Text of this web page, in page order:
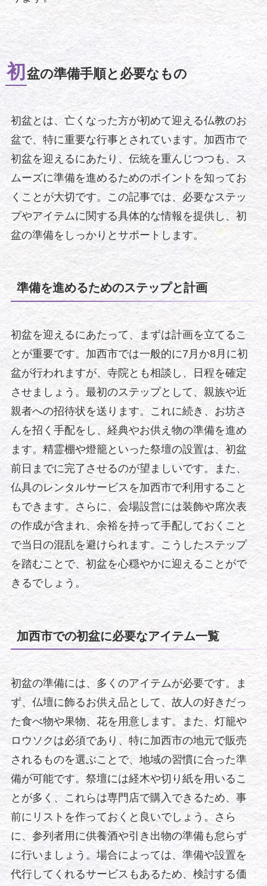
初 盆の準備手順と必要なもの
初盆とは、亡くなった方が初めて迎える仏教のお
盆で、特に重要な行事とされています。加西市で
初盆を迎えるにあたり、伝統を重んじつつも、ス
ムーズに準備を進めるためのポイントを知ってお
くことが大切です。この記事では、必要なステッ
プやアイテムに関する具体的な情報を提供し、初
盆の準備をしっかりとサポートします。
準備を進めるためのステップと計画
初盆を迎えるにあたって、まずは計画を立てるこ
とが重要です。加西市では一般的に7月か8月に初
盆が行われますが、寺院とも相談し、日程を確定
させましょう。最初のステップとして、親族や近
親者への招待状を送ります。これに続き、お坊さ
んを招く手配をし、経典やお供え物の準備を進め
ます。精霊棚や燈籠といった祭壇の設置は、初盆
前日までに完了させるのが望ましいです。また、
仏具のレンタルサービスを加西市で利用すること
もできます。さらに、会場設営には装飾や席次表
の作成が含まれ、余裕を持って手配しておくこと
で当日の混乱を避けられます。こうしたステップ
を踏むことで、初盆を心穏やかに迎えることがで
きるでしょう。
加西市での初盆に必要なアイテム一覧
初盆の準備には、多くのアイテムが必要です。ま
ず、仏壇に飾るお供え品として、故人の好きだっ
た食べ物や果物、花を用意します。また、灯籠や
ロウソクは必須であり、特に加西市の地元で販売
されるものを選ぶことで、地域の習慣に合った準
備が可能です。祭壇には経木や切り紙を用いるこ
とが多く、これらは専門店で購入できるため、事
前にリストを作っておくと良いでしょう。さら
に、参列者用に供養酒や引き出物の準備も怠らず
に行いましょう。場合によっては、準備や設置を
代行してくれるサービスもあるため、検討する価